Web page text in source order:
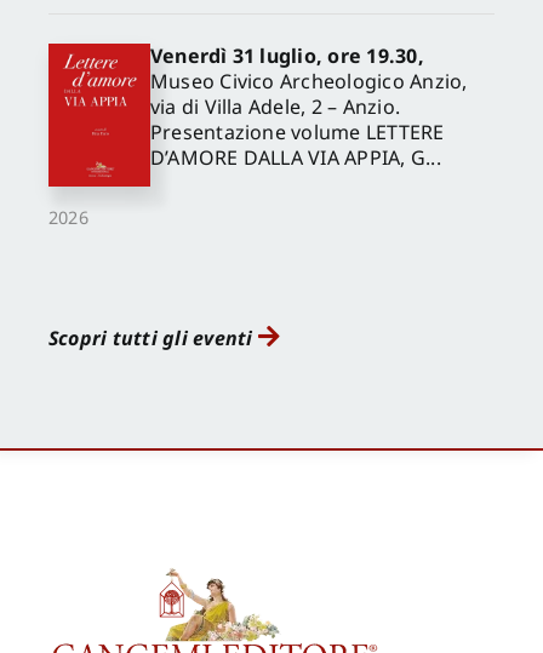
2026
Venerdì 31 luglio, ore 19.30,
Museo Civico Archeologico Anzio,
via di Villa Adele, 2 – Anzio.
Presentazione volume LETTERE
D’AMORE DALLA VIA APPIA, G...
Scopri tutti gli eventi